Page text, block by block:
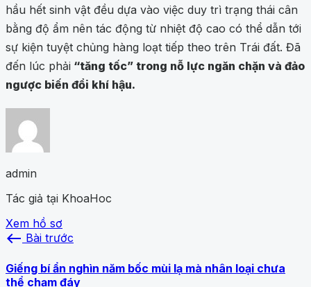
hầu hết sinh vật đều dựa vào việc duy trì trạng thái cân
bằng độ ẩm nên tác động từ nhiệt độ cao có thể dẫn tới
sự kiện tuyệt chủng hàng loạt tiếp theo trên Trái đất. Đã
đến lúc phải “tăng tốc” trong nỗ lực ngăn chặn và đảo
ngược biến đổi khí hậu.
admin
Tác giả tại KhoaHoc
Xem hồ sơ
west Bài trước
Giếng bí ẩn nghìn năm bốc mùi lạ mà nhân loại chưa
thể chạm đáy